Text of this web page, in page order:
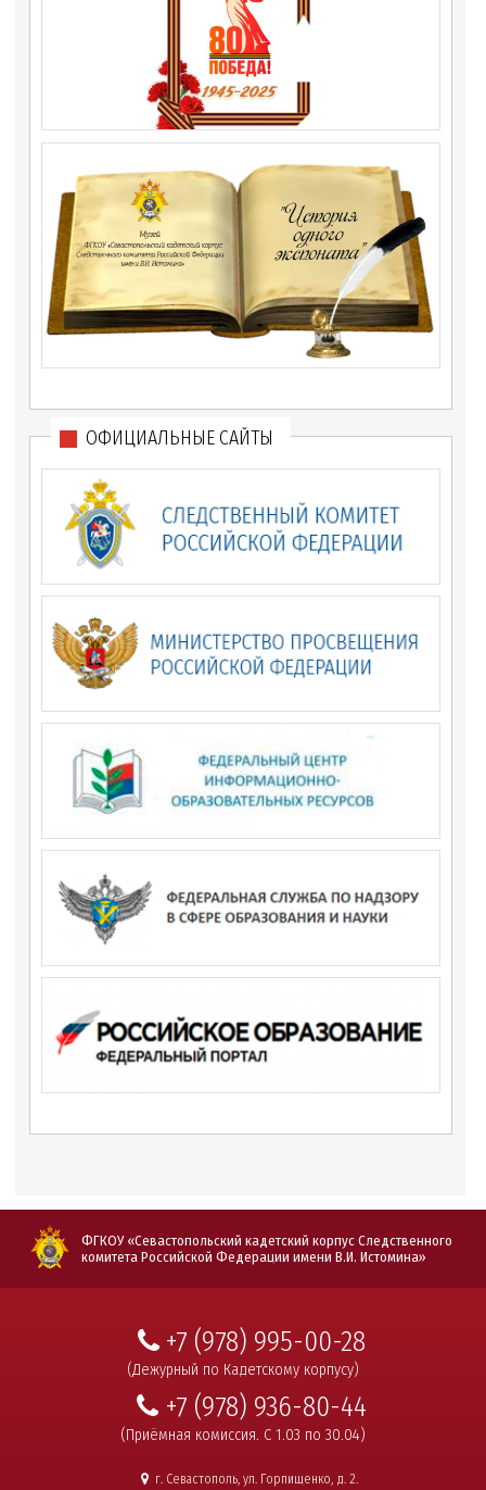
ОФИЦИАЛЬНЫЕ САЙТЫ
ФГКОУ «Севастопольский кадетский корпус Следственного
комитета Российской Федерации имени В.И. Истомина»
+7 (978) 995-00-28
(Дежурный по Кадетскому корпусу)
+7 (978) 936-80-44
(Приёмная комиссия. С 1.03 по 30.04)
г. Севастополь, ул. Горпищенко, д. 2.